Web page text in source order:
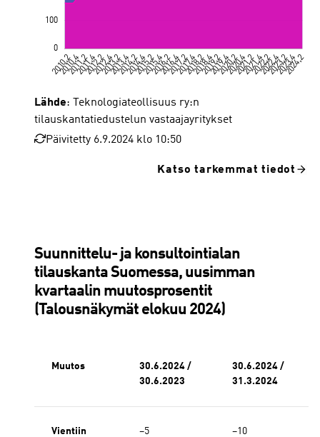
Lähde: Teknologiateollisuus ry:n
tilauskantatiedustelun vastaajayritykset
Päivitetty 6.9.2024 klo 10:50
Katso tarkemmat tiedot
Suunnittelu- ja konsultointialan
tilauskanta Suomessa, uusimman
kvartaalin muutosprosentit
(Talousnäkymät elokuu 2024)
Muutos
30.6.2024 /
30.6.2023
30.6.2024 /
31.3.2024
Vientiin −5 −10